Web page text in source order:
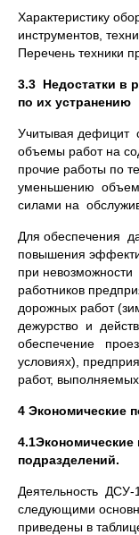
Характеристику
инструментов,
Перечень техники
3.3 Недостатки в
по их устранению
Учитывая дефицит
объемы работ на
прочие работы по
уменьшению
силами на
Для обеспечения
повышения
при
работников
дорожных работ
дежурство и
обеспечение
условиях),
работ, выполняемых
4 Экономические
4.1Экономические
подразделений.
Деятельность ДСУ-
следующими
приведены в